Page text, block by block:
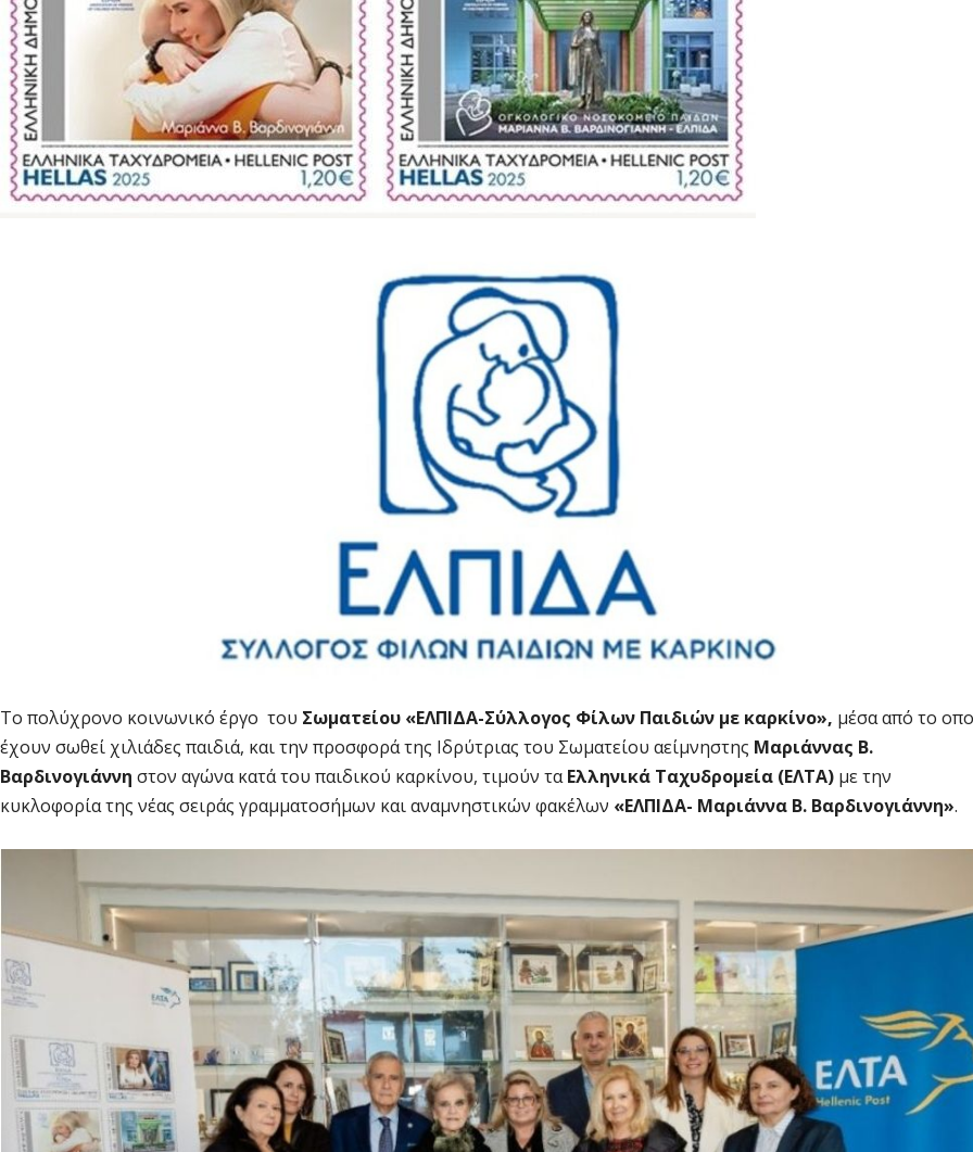
Το πολύχρονο κοινωνικό έργο του Σωματείου «ΕΛΠΙΔΑ-Σύλλογος Φίλων Παιδιών με καρκίνο», μέσα από το
έχουν σωθεί χιλιάδες παιδιά, και την προσφορά της Ιδρύτριας του Σωματείου αείμνηστης Μαριάννας Β.
Βαρδινογιάννη στον αγώνα κατά του παιδικού καρκίνου, τιμούν ταΕλληνικά Ταχυδρομεία (ΕΛΤΑ) με την
κυκλοφορία της νέας σειράς γραμματοσήμων και αναμνηστικών φακέλων «ΕΛΠΙΔΑ- Μαριάννα Β. Βαρδινογιάννη».